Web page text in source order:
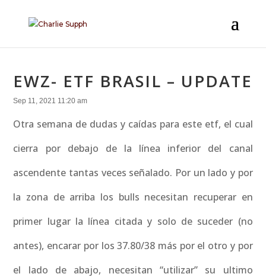
EWZ- ETF BRASIL – UPDATE
Sep 11, 2021 11:20 am
Otra semana de dudas y caídas para este etf, el cual
cierra por debajo de la línea inferior del canal
ascendente tantas veces señalado. Por un lado y por
la zona de arriba los bulls necesitan recuperar en
primer lugar la línea citada y solo de suceder (no
antes), encarar por los 37.80/38 más por el otro y por
el lado de abajo, necesitan “utilizar” su ultimo